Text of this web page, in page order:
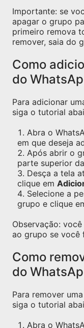
Importante: se
apagar o grupo
primeiro remova
remover, saia do
Como
do
Para adicionar
siga o tutorial
Abra o
em que deseja
Após abrir o
parte superior
Desça a tela
clique em
Selecione a
grupo e clique
Observação:
ao grupo se você
Como
do
Para remover
siga o tutorial
Abra o